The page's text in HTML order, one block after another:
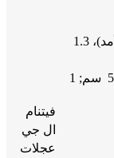
VC5420NNTR (شفط طويل الأمد)، 1.3
أبعاد الشحنة ‏ : ‎ 59,9 x 36,4 x 29,8 سم; 1
فيتنام
ال جي
عجلات